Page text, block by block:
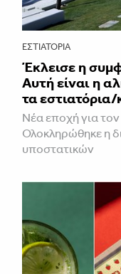
ΕΣΤΙΑΤΌΡΙΑ
Έκλεισε η
Αυτή είναι η
τα
Νέα εποχή για
Ολοκληρώθηκε η
υποστατικών